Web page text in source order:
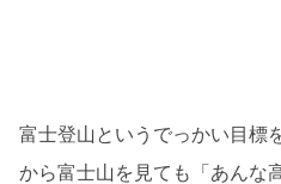
富士登山というでっかい目標
から富士山を見ても「あんな